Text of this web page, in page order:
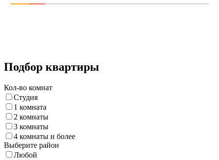
Подбор квартиры
Кол-во комнат
Студия
1 комната
2 комнаты
3 комнаты
4 комнаты и более
Выберите район
Любой